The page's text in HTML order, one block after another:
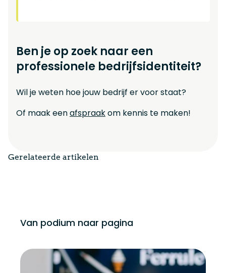
Ben je op zoek naar een
professionele bedrijfsidentiteit?
Wil je weten hoe jouw bedrijf er voor staat?
Of maak eenafspraakom kennis te maken!
Gerelateerde artikelen
Van podium naar pagina